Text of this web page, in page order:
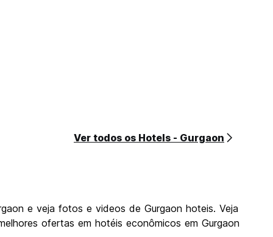
Ver todos os Hotels - Gurgaon
e veja fotos e videos de Gurgaon hoteis. Veja
ofertas em hotéis econômicos em Gurgaon